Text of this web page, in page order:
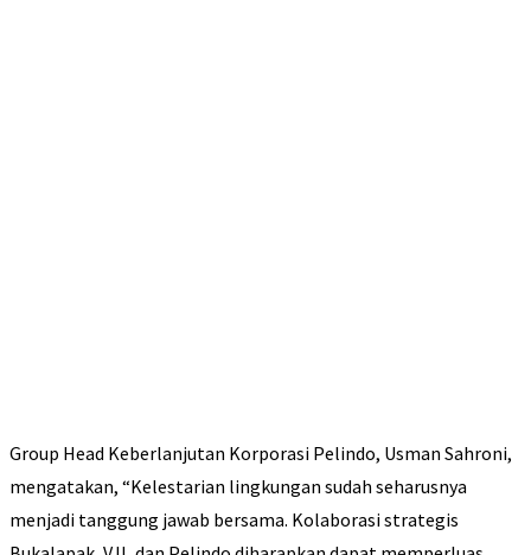
Group Head Keberlanjutan Korporasi Pelindo, Usman Sahroni,
mengatakan, “Kelestarian lingkungan sudah seharusnya
menjadi tanggung jawab bersama. Kolaborasi strategis